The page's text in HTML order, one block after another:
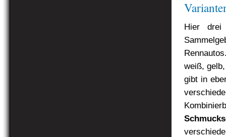
Hier
weiß,
gibt in